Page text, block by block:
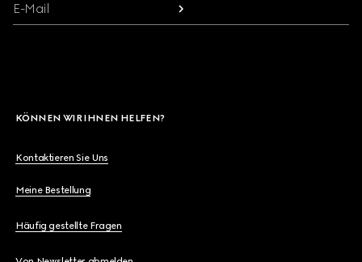
E-Mail
KÖNNEN WIR IHNEN HELFEN?
Kontaktieren Sie Uns
Meine Bestellung
Häufig gestellte Fragen